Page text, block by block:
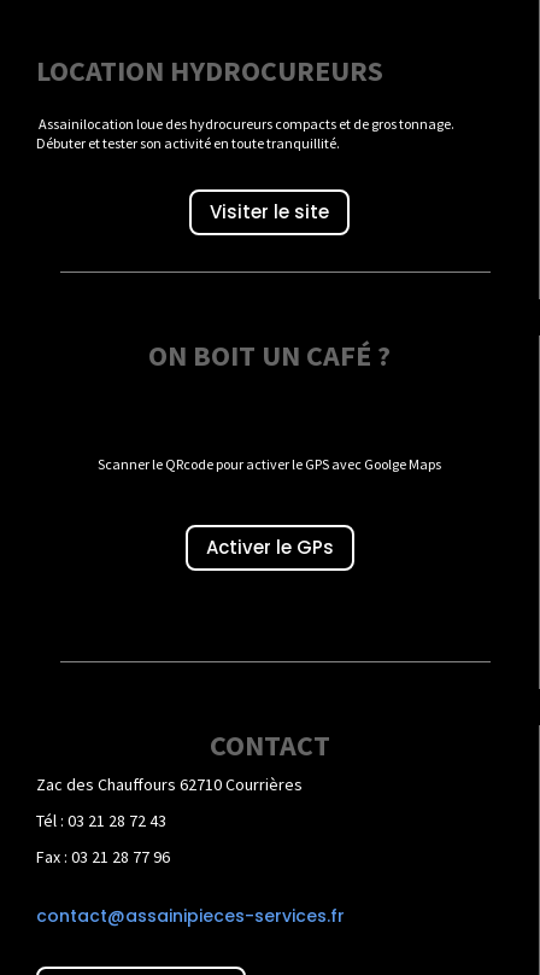
LOCATION HYDROCUREURS
Assainilocation loue des hydrocureurs compacts et de gros tonnage.
Débuter et tester son activité en toute tranquillité.
Visiter le site
ON BOIT UN CAFÉ ?
Scanner le QRcode pour activer le GPS avec Goolge Maps
Activer le GPs
CONTACT
Zac des Chauffours 62710 Courrières
Tél : 03 21 28 72 43
Fax : 03 21 28 77 96
contact@assainipieces-services.fr